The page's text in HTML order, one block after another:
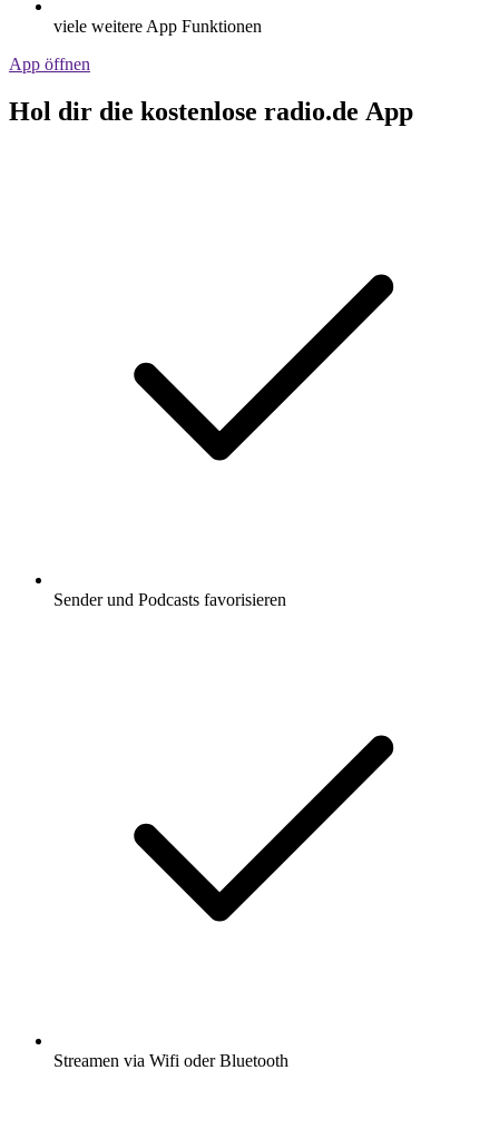
viele weitere App Funktionen
App öffnen
Hol dir die kostenlose radio.de App
Sender und Podcasts favorisieren
Streamen via Wifi oder Bluetooth